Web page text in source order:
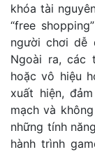
khóa tài
“free
người chơi dễ
Ngoài ra, các
hoặc vô hiệu
xuất hiện,
mạch và
những tính
hành trình